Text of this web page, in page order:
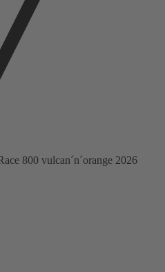
800 vulcan´n´orange 2026